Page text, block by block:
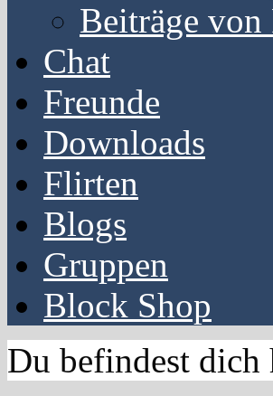
Beiträge von
Chat
Freunde
Downloads
Flirten
Blogs
Gruppen
Block Shop
Du befindest dich